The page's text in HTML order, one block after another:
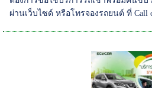
ผ่านเว็บไซด์ หรือโทรจองรถยนต์ ที่ Call